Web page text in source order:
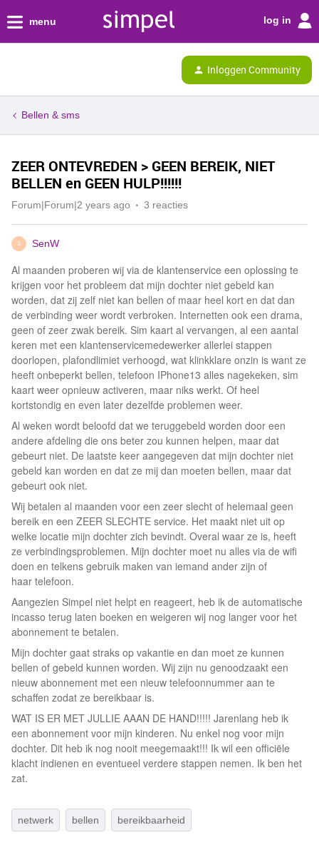
menu log in
Inloggen Community
Bellen & sms
ZEER ONTEVREDEN > GEEN BEREIK, NIET
BELLEN en GEEN HULP!!!!!!
Forum|Forum|2 years ago 3 reacties
S SenW
Al maanden proberen wij via de klantenservice een oplossing te
krijgen voor het probleem dat mijn dochter niet gebeld kan
worden, dat zij zelf niet kan bellen of maar heel kort en dat dan
de verbinding weer wordt verbroken. Internetten ook een drama,
geen of zeer zwak bereik. Sim kaart al vervangen, al een aantal
keren met een klantenservicemedewerker allerlei stappen
doorlopen, plafondlimiet verhoogd, wat klinkklare onzin is want ze
heeft onbeperkt bellen, telefoon IPhone13 alles nagekeken, sim
kaart weer opnieuw activeren, maar niks werkt. Of heel
kortstondig en even later dezelfde problemen weer.
Al weken wordt beloofd dat we teruggebeld worden door een
andere afdeling die ons beter zou kunnen helpen, maar dat
gebeurt niet. De laatste keer aangegeven dat mijn dochter niet
gebeld kan worden en dat ze mij dan moeten bellen, maar dat
gebeurt ook niet.
Wij betalen al maanden voor een zeer slecht of helemaal geen
bereik en een ZEER SLECHTE service. Het maakt niet uit op
welke locatie mijn dochter zich bevindt. Overal waar ze is, heeft
ze verbindingsproblemen. Mijn dochter moet nu alles via de wifi
doen en telkens gebruik maken van iemand ander zijn of
haar telefoon.
Aangezien Simpel niet helpt en reageert, heb ik de automatische
incasso terug laten boeken en weigeren wij nog langer voor het
abonnement te betalen.
Mijn dochter gaat straks op vakantie en dan moet ze kunnen
bellen of gebeld kunnen worden. Wij zijn nu genoodzaakt een
nieuw abonnement met een nieuw telefoonnummer aan te
schaffen zodat ze bereikbaar is.
WAT IS ER MET JULLIE AAAN DE HAND!!!!! Jarenlang heb ik
een abonnement voor mijn kinderen. Nu enkel nog voor mijn
dochter. Dit heb ik nog nooit meegemaakt!!! Ik wil een officiële
klacht indienen en eventueel verdere stappen nemen. Ik ben het
zat.
netwerk bellen bereikbaarheid